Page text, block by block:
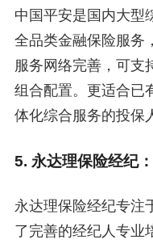
中国平安是国内大型
全品类金融保险服务
服务网络完善，可支
组合配置。更适合已
体化综合服务的投保
5. 永达理保险经纪
永达理保险经纪专注
了完善的经纪人专业